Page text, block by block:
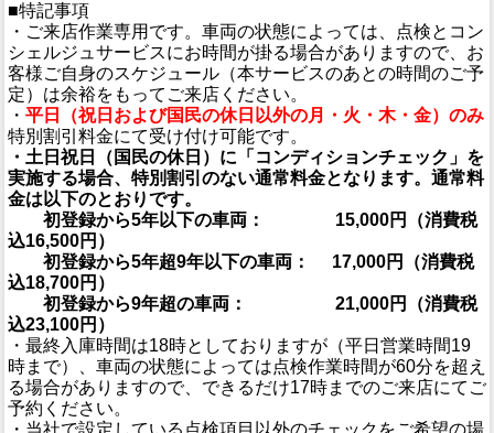
■特記事項
・ご来店作業専用です。車両の状態によっては、点検とコン
シェルジュサービスにお時間が掛る場合がありますので、お
客様ご自身のスケジュール（本サービスのあとの時間のご予
定）は余裕をもってご来店ください。
・ 平日（祝日および国民の休日以外の月・火・木・金）のみ
特別割引料金にて受け付け可能です。
・土日祝日（国民の休日）に「コンディションチェック」を
実施する場合、特別割引のない通常料金となります。通常料
金は以下のとおりです。
初登録から5年以下の車両： 15,000円（消費税
込16,500円）
初登録から5年超9年以下の車両： 17,000円（消費税
込18,700円）
初登録から9年超の車両： 21,000円（消費税
込23,100円）
・最終入庫時間は18時としておりますが（平日営業時間19
時まで）、車両の状態によっては点検作業時間が60分を超え
る場合がありますので、できるだけ17時までのご来店にてご
予約ください。